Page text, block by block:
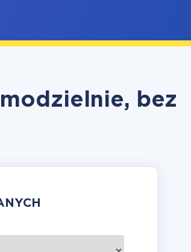
bez